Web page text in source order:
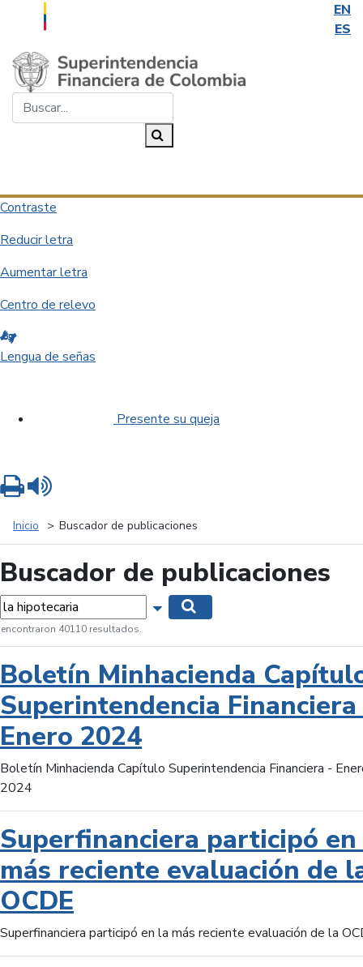
EN
ES
Saltar al contenido principal
Contraste
Reducir letra
Aumentar letra
Centro de relevo
Lengua de señas
Presente su queja
Inicio Buscador de publicaciones
Buscador de publicaciones
Mostrar opciones de búsqueda
encontraron 40110 resultados.
Boletín Minhacienda
Superintendencia
Enero 2024
Boletín Minhacienda Capítulo Superintendencia Financiera -
2024
Superfinanciera participó
más reciente evaluación de
OCDE
Superfinanciera participó en la más reciente evaluación de la
Imprimir